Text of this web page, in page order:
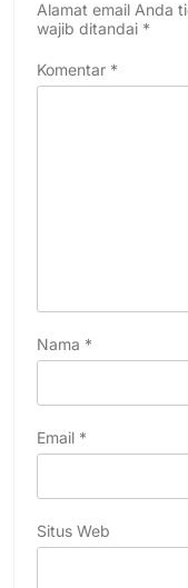
Alamat email Anda
wajib ditandai *
Komentar *
Nama *
Email *
Situs Web